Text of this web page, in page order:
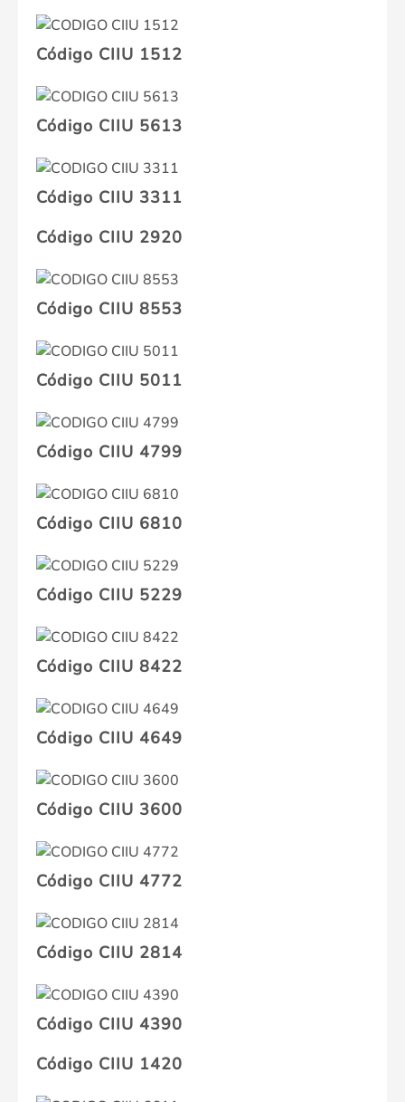
Código CIIU 1512
Código CIIU 5613
Código CIIU 3311
Código CIIU 2920
Código CIIU 8553
Código CIIU 5011
Código CIIU 4799
Código CIIU 6810
Código CIIU 5229
Código CIIU 8422
Código CIIU 4649
Código CIIU 3600
Código CIIU 4772
Código CIIU 2814
Código CIIU 4390
Código CIIU 1420